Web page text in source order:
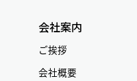
会社案内
ご挨拶
会社概要